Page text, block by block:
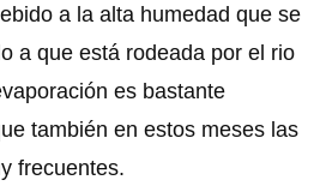
a la alta humedad que se
a que está rodeada por el rio
es bastante
también en estos meses las
frecuentes.